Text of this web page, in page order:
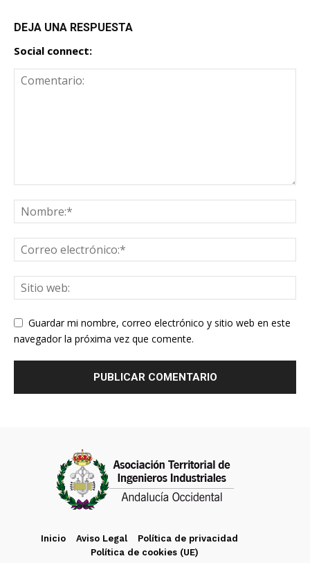
DEJA UNA RESPUESTA
Social connect:
Guardar mi nombre, correo electrónico y sitio web en este
navegador la próxima vez que comente.
Inicio Aviso Legal
Política de privacidad
Política de cookies (UE)